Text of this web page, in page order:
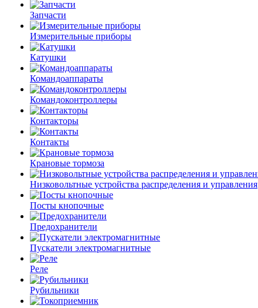
Запчасти
Измерительные приборы
Катушки
Командоаппараты
Командоконтроллеры
Контакторы
Контакты
Крановые тормоза
Низковольтные устройства распределения и управления
Посты кнопочные
Предохранители
Пускатели электромагнитные
Реле
Рубильники